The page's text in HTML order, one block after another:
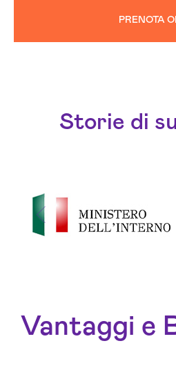
PRENOTA
Storie di
Vantaggi e